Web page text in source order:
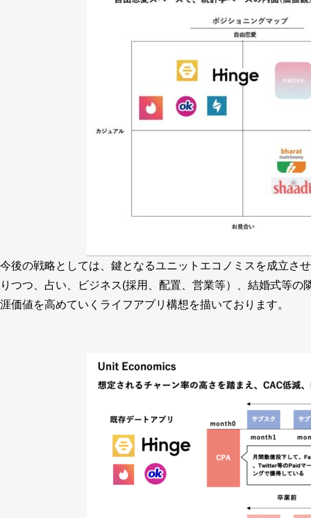
今後の戦略としては、鍵となるユニットエコノミスを成立さ
りつつ、占い、ビジネス(採用、配置、営業等）、結婚式等
涯価値を高めていくライフアプリ構想を描いております。